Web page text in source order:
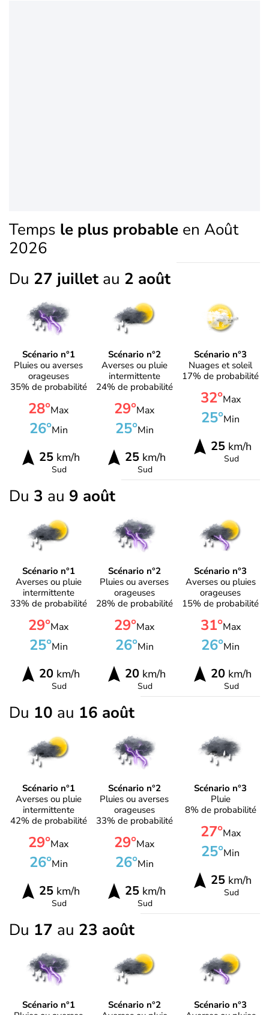
Temps le plus probable en Août
2026
Du 27 juillet au 2 août
Scénario n°1
Pluies ou averses
orageuses
35% de probabilité
28°Max
26°Min
25km/h
Sud
Scénario n°2
Averses ou pluie
intermittente
24% de probabilité
29°Max
25°Min
25km/h
Sud
Scénario n°3
Nuages et soleil
17% de probabilité
32°Max
25°Min
25 km/h
Sud
Du 3 au 9 août
Scénario n°1
Averses ou pluie
intermittente
33% de probabilité
29°Max
25°Min
20km/h
Sud
Scénario n°2
Pluies ou averses
orageuses
28% de probabilité
29°Max
26°Min
20km/h
Sud
Scénario n°3
Averses ou pluies
orageuses
15% de probabilité
31°Max
26°Min
20 km/h
Sud
Du 10 au 16 août
Scénario n°1
Averses ou pluie
intermittente
42% de probabilité
29°Max
26°Min
25km/h
Sud
Scénario n°2
Pluies ou averses
orageuses
33% de probabilité
29°Max
26°Min
25km/h
Sud
Scénario n°3
Pluie
8% de probabilité
27°Max
25°Min
25 km/h
Sud
Du 17 au 23 août
Scénario n°1
Scénario n°2
Scénario n°3